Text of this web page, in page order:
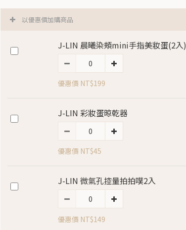
以優惠價加購商品
J-LIN 晨曦染頰mini手指美妝蛋(2入)
優惠價 NT$199
J-LIN 彩妝蛋晾乾器
優惠價 NT$45
J-LIN 微氣孔控量拍拍噗2入
優惠價 NT$149